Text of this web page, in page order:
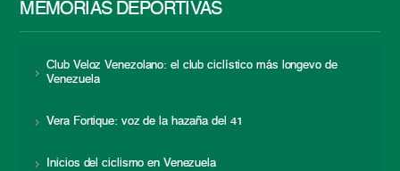
MEMORIAS DEPORTIVAS
Club Veloz Venezolano: el club ciclístico más longevo de
Venezuela
Vera Fortique: voz de la hazaña del 41
Inicios del ciclismo en Venezuela